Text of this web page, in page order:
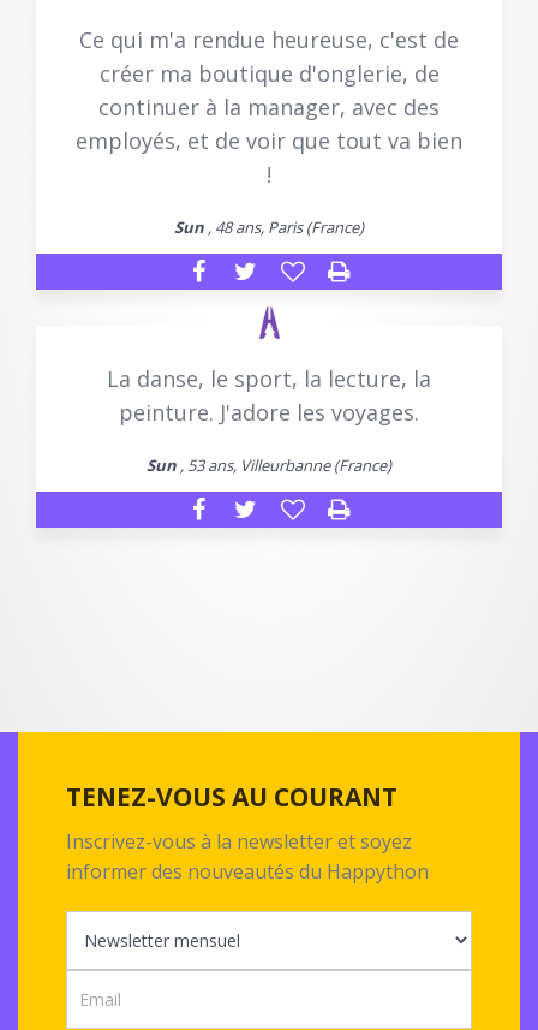
Ce qui m'a rendue heureuse, c'est de
créer ma boutique d'onglerie, de
continuer à la manager, avec des
employés, et de voir que tout va bien
!
Sun , 48 ans, Paris (France)
La danse, le sport, la lecture, la
peinture. J'adore les voyages.
Sun , 53 ans, Villeurbanne (France)
TENEZ-VOUS AU COURANT
Inscrivez-vous à la newsletter et soyez
informer des nouveautés du Happython